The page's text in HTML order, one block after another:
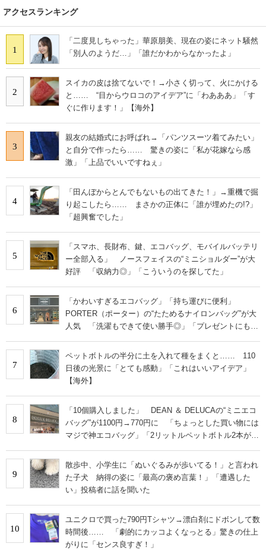
アクセスランキング
1
「二度見しちゃった」華原朋美、現在の姿にネット騒然
「別人のようだ…」「誰だかわからなかったよ」
2
スイカの皮は捨てないで！→小さく切って、火にかける
と…… “目からウロコのアイデア”に「わあああ」「す
ぐに作ります！」【海外】
3
親友の結婚式にお呼ばれ→「パンツスーツ着てみたい」
と自分で作ったら…… 驚きの姿に「私が花嫁なら感
激」「上品でいいですねぇ」
4
「田んぼからとんでもないもの出てきた！」→重機で掘
り起こしたら…… まさかの正体に「誰が埋めたの!?」
「超興奮でした」
5
「スマホ、長財布、鍵、エコバッグ、モバイルバッテリ
ー全部入る」 ノースフェイスの“ミニショルダー”が大
好評 「収納力◎」「こういうのを探してた」
6
「かわいすぎるエコバッグ」「持ち運びに便利」
PORTER（ポーター）の“たためるナイロンバッグ”が大
人気 「洗濯もできて使い勝手◎」「プレゼントにもお
7
ペットボトルの半分に土を入れて種をまくと…… 110
日後の光景に「とても感動」「これはいいアイデア」
【海外】
8
「10個購入しました」 DEAN ＆ DELUCAの“ミニエコ
バッグ”が1100円→770円に 「ちょっとした買い物には
マジで神エコバッグ」「2リットルペットボトル2本がギ
9
散歩中、小学生に「ぬいぐるみが歩いてる！」と言われ
た子犬 納得の姿に「最高の褒め言葉！」「遭遇した
い」投稿者に話を聞いた
10
ユニクロで買った790円Tシャツ→漂白剤にドボンして数
時間後…… 「劇的にカッコよくなっとる」驚きの仕上
がりに「センス良すぎ！」